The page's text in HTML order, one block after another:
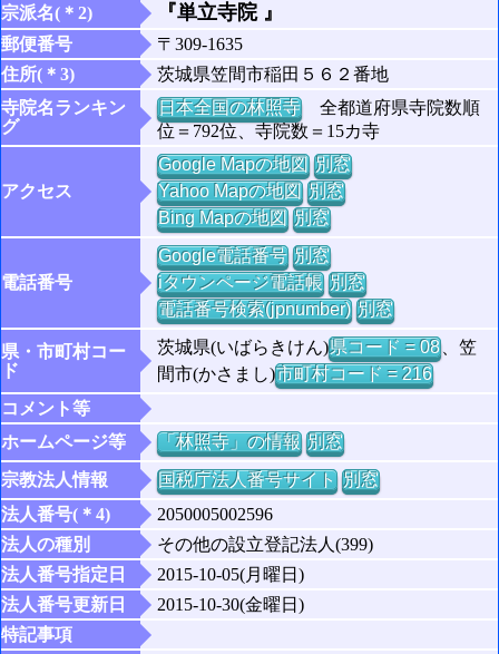
宗派名(＊2) 『単立寺院 』
郵便番号
〒309-1635
住所(＊3)
茨城県笠間市稲田５６２番地
寺院名ランキン
グ
日本全国の林照寺全都道府県寺院数順
位＝792位、寺院数＝15カ寺
アクセス
Google Mapの地図 別窓
Yahoo Mapの地図 別窓
Bing Mapの地図 別窓
電話番号
Google電話番号 別窓
iタウンページ電話帳 別窓
電話番号検索(jpnumber) 別窓
県・市町村コー
ド
茨城県(いばらきけん)県コード = 08、笠
間市(かさまし)市町村コード = 216
コメント等
ホームページ等
「林照寺」の情報 別窓
宗教法人情報
国税庁法人番号サイト 別窓
法人番号(＊4)
2050005002596
法人の種別
その他の設立登記法人(399)
法人番号指定日
2015-10-05(月曜日)
法人番号更新日
2015-10-30(金曜日)
特記事項